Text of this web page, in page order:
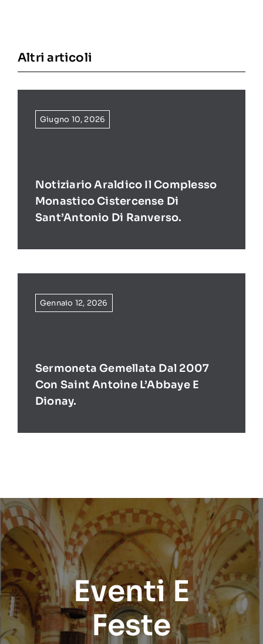
Altri articoli
Giugno 10, 2026
Notiziario Araldico Il Complesso
Monastico Cistercense Di
Sant’Antonio Di Ranverso.
Gennaio 12, 2026
Sermoneta Gemellata Dal 2007
Con Saint Antoine L’Abbaye E
Dionay.
Eventi E
Feste